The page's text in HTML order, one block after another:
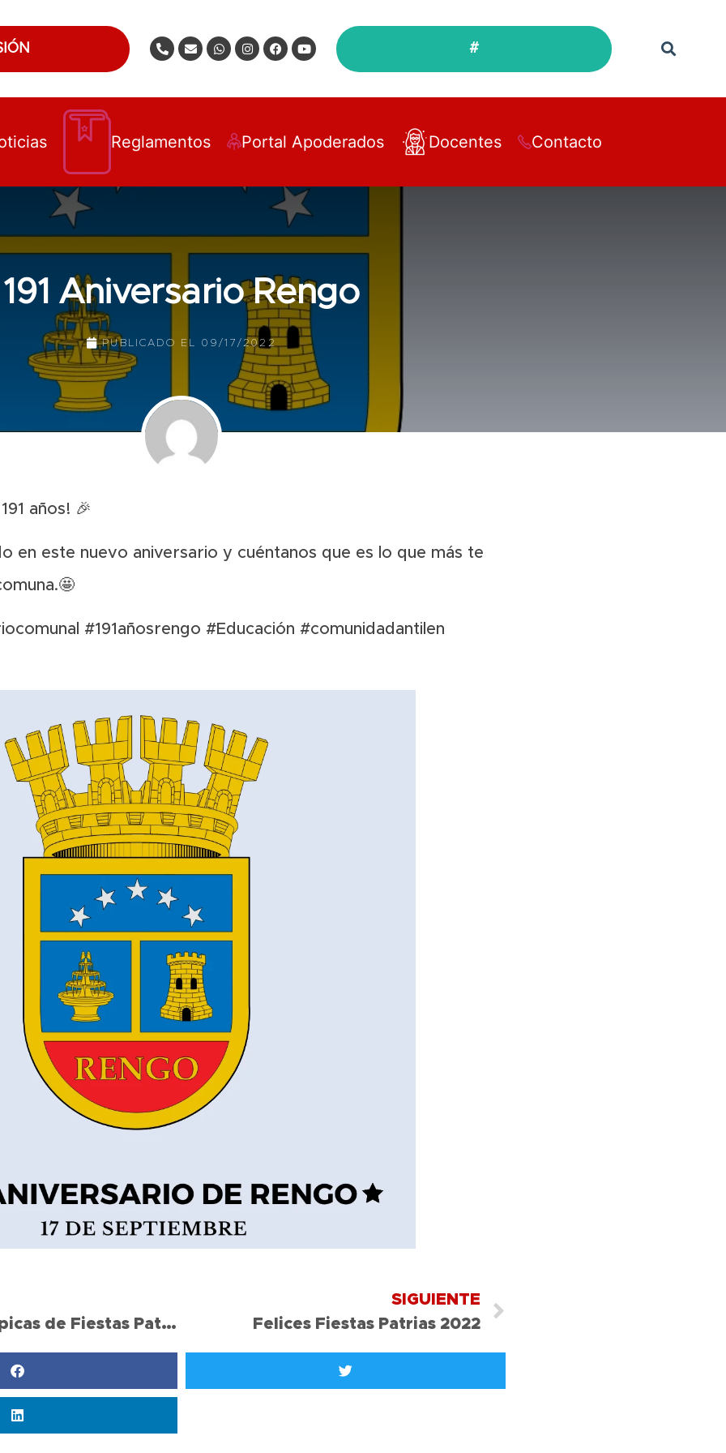
#
Reglamentos Portal Apoderados Docentes Contacto
191 Aniversario Rengo
PUBLICADO EL 09/17/2022
años! 🎉
en este nuevo aniversario y cuéntanos que es lo que más te
🤩
#191añosrengo #Educación #comunidadantilen
Actividades típicas de Fiestas Patrias
SIGUIENTE
Felices Fiestas Patrias 2022